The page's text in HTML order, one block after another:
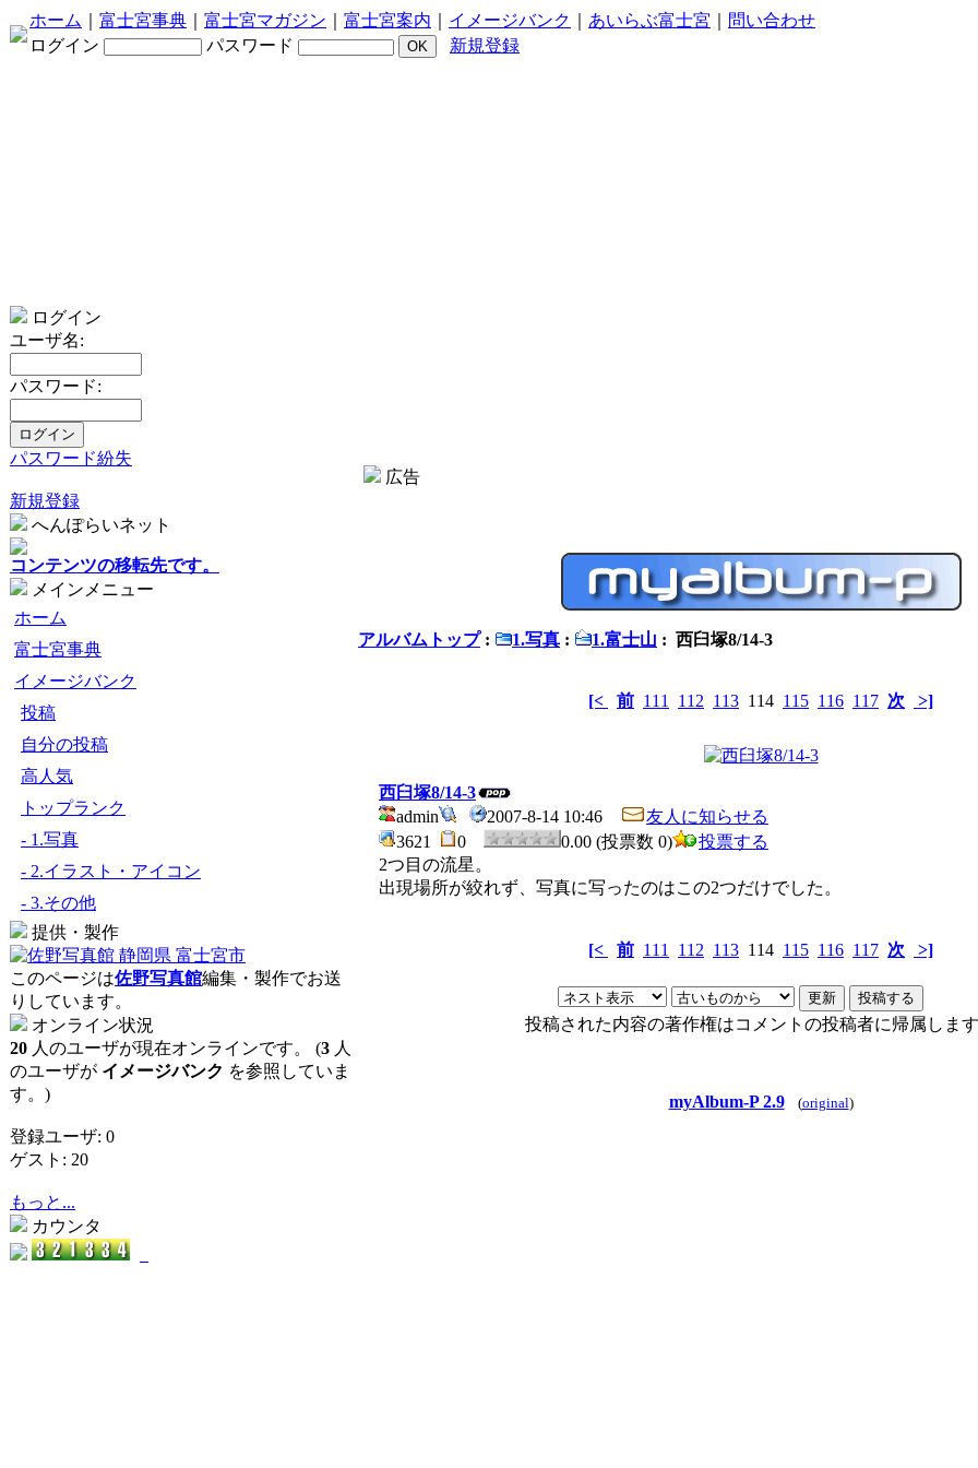
ホーム 富士宮事典 富士宮マガジン 富士宮案内 イメージバンク あいらぶ富士宮
問い合わせ
ログイン
パスワード 新規登録
ログイン
ユーザ名:
パスワード:
パスワード紛失
新規登録
へんぽらいネット
コンテンツの移転先です。
メインメニュー
ホーム
富士宮事典
イメージバンク
投稿
自分の投稿
高人気
トップランク
- 1.写真
- 2.イラスト・アイコン
- 3.その他
提供・製作
このページは佐野写真館編集・製作でお送
りしています。
オンライン状況
20 人のユーザが現在オンラインです。 (3 人
のユーザが イメージバンク を参照していま
す。)
登録ユーザ: 0
ゲスト: 20
もっと...
カウンタ
広告
アルバムトップ: 1.写真 : 1.富士山 : 西臼塚8/14-3
[< 前 111 112 113 114 115 116 117 次 >]
西臼塚8/14-3
admin
2007-8-14 10:46
友人に知らせる
3621
0 0.00 (投票数 0)
投票する
2つ目の流星。
出現場所が絞れず、写真に写ったのはこの2つだけでした。
[< 前 111 112 113 114 115 116 117 次 >]
投稿された内容の著作権はコメントの投稿者に帰属します
myAlbum-P 2.9 (original)